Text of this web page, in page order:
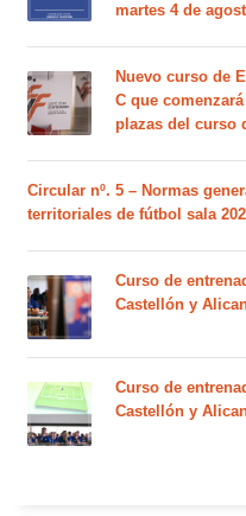
martes 4 de
Nuevo curso de
C que
plazas del curso
Circular nº. 5 – Normas
territoriales de fútbol sala
Curso de
Castellón y
Curso de
Castellón y